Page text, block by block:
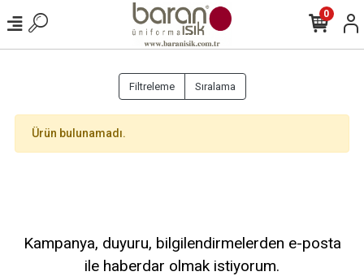
0
Filtreleme Sıralama
Ürün bulunamadı.
Kampanya, duyuru, bilgilendirmelerden e-posta
ile haberdar olmak istiyorum.